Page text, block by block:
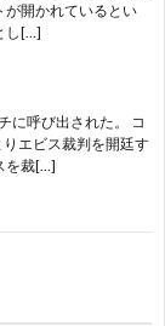
が開かれているとい
し[…]
に呼び出された。 コ
エビス裁判を開廷す
を裁[…]